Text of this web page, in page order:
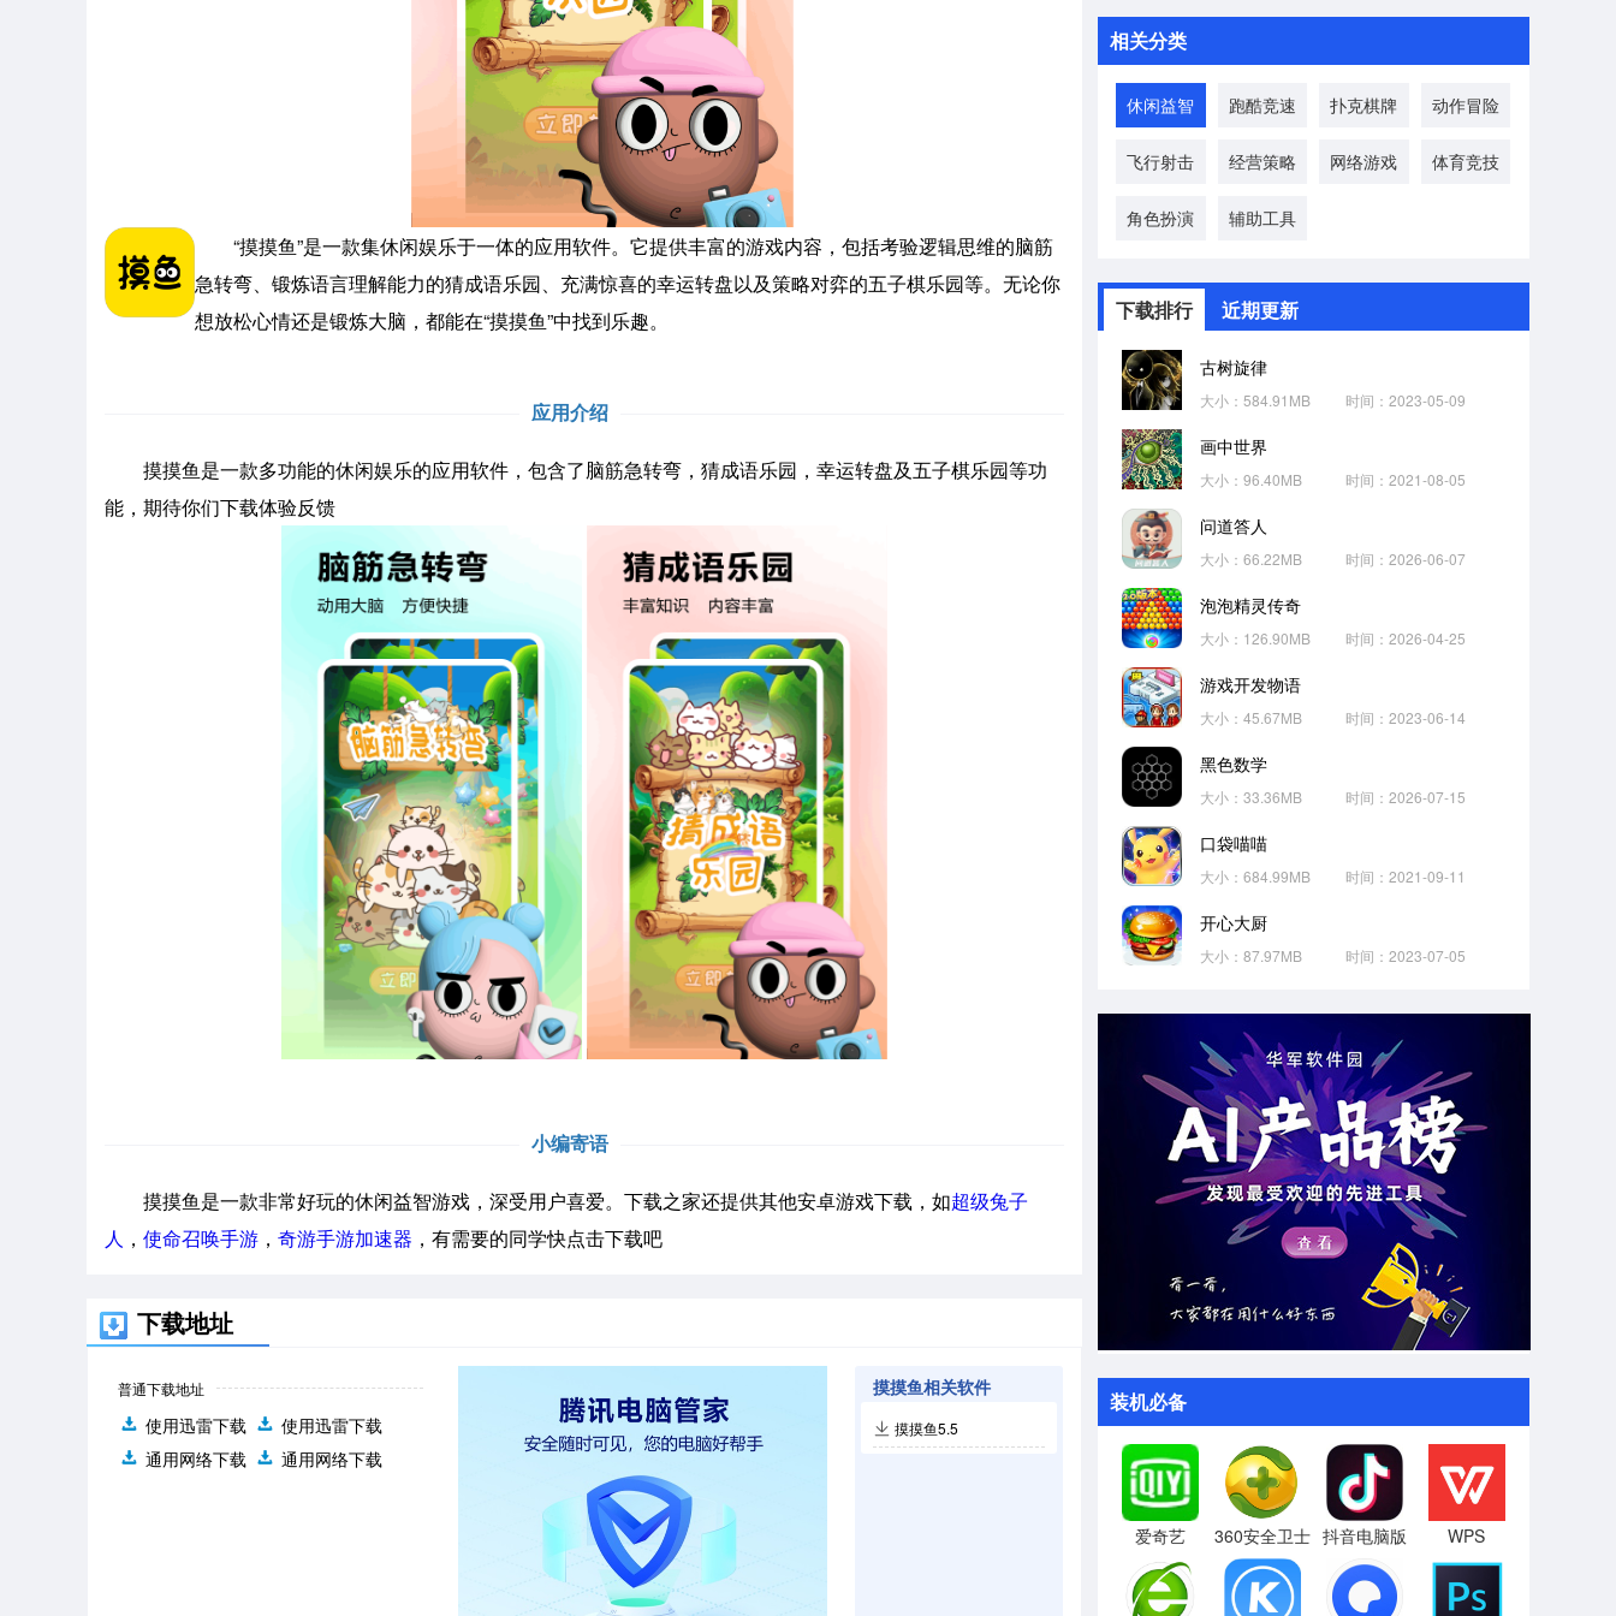
“摸摸鱼”是一款集休闲娱乐于一体的应用软件。它提供丰富的游戏内容，包括考验逻辑思维的脑筋
急转弯、锻炼语言理解能力的猜成语乐园、充满惊喜的幸运转盘以及策略对弈的五子棋乐园等。无论你
想放松心情还是锻炼大脑，都能在“摸摸鱼”中找到乐趣。
应用介绍
摸摸鱼是一款多功能的休闲娱乐的应用软件，包含了脑筋急转弯，猜成语乐园，幸运转盘及五子棋乐园等功
能，期待你们下载体验反馈
小编寄语
摸摸鱼是一款非常好玩的休闲益智游戏，深受用户喜爱。下载之家还提供其他安卓游戏下载，如超级兔子
人 ， 使命召唤手游 ， 奇游手游加速器 ，有需要的同学快点击下载吧
下载地址
普通下载地址
使用迅雷下载
使用迅雷下载
通用网络下载
通用网络下载
摸摸鱼相关软件
摸摸鱼5.5
相关分类
休闲益智 跑酷竞速 扑克棋牌 动作冒险
飞行射击 经营策略 网络游戏 体育竞技
角色扮演 辅助工具
下载排行 近期更新
古树旋律
大小：584.91MB 时间：2023-05-09
画中世界
大小：96.40MB 时间：2021-08-05
问道答人
大小：66.22MB 时间：2026-06-07
泡泡精灵传奇
大小：126.90MB 时间：2026-04-25
游戏开发物语
大小：45.67MB 时间：2023-06-14
黑色数学
大小：33.36MB 时间：2026-07-15
口袋喵喵
大小：684.99MB 时间：2021-09-11
开心大厨
大小：87.97MB 时间：2023-07-05
装机必备
爱奇艺 360安全卫士 抖音电脑版 WPS